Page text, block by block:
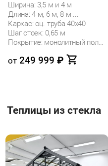
Ширина: 3,5 м и 4 м
Длина: 4 м, 6 м, 8 м ...
Каркас: оц. труба 40х40
Шаг стоек: 0,65 м
Покрытие: монолитный поликарбонат
от 249 999 ₽
Теплицы из стекла